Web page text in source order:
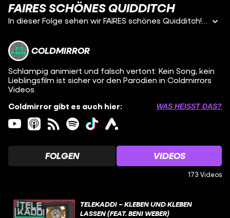
FAIRES SCHÖNES QUIDDITCH
In dieser Folge sehen wir FAIRES schönes Quidditch! Vor dieser Folge hatte ich am meisten Angst, aber ich hab's geschafft! Es war übrigens nicht geplant, dass ich so viel über Zähne rede, but here we are.
COLDMIRROR
Schlampig animiert und falsch vertont: Kein Song, kein
Lieblingsfilm ist sicher vor den Parodien in Coldmirrors
Videos.
Coldmirror gibt es auch hier:
WAS HEISST DAS?
FOLGEN VIDEOS
173 Videos
TELEKADDI – KLEBEN UND KLEBEN
LASSEN (FEAT. BENI WEBER)